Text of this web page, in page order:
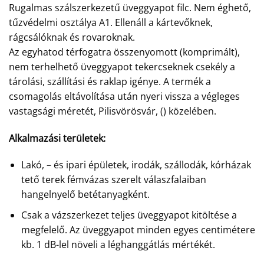
Rugalmas szálszerkezetű üveggyapot filc. Nem éghető,
tűzvédelmi osztálya A1. Ellenáll a kártevőknek,
rágcsálóknak és rovaroknak.
Az egyhatod térfogatra összenyomott (komprimált),
nem terhelhető üveggyapot tekercseknek csekély a
tárolási, szállítási és raklap igénye. A termék a
csomagolás eltávolítása után nyeri vissza a végleges
vastagsági méretét, Pilisvörösvár, () közelében.
Alkalmazási területek:
Lakó, – és ipari épületek, irodák, szállodák, kórházak
tető terek fémvázas szerelt válaszfalaiban
hangelnyelő betétanyagként.
Csak a vázszerkezet teljes üveggyapot kitöltése a
megfelelő. Az üveggyapot minden egyes centimétere
kb. 1 dB-lel növeli a léghanggátlás mértékét.